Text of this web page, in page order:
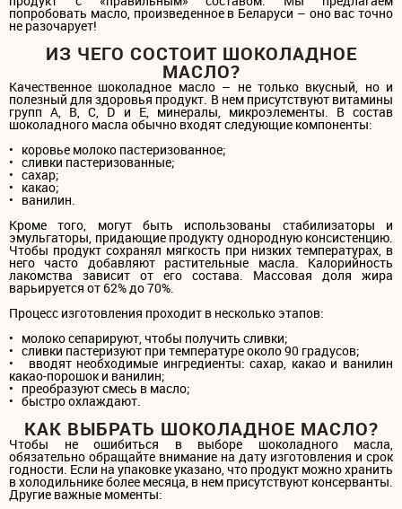
попробовать масло, произведенное в Беларуси – оно вас точно
не разочарует!
ИЗ ЧЕГО СОСТОИТ ШОКОЛАДНОЕ
МАСЛО?
Качественное шоколадное масло – не только вкусный, но и
полезный для здоровья продукт. В нем присутствуют витамины
групп А, В, С, D и Е, минералы, микроэлементы. В состав
шоколадного масла обычно входят следующие компоненты:
• коровье молоко пастеризованное;
• сливки пастеризованные;
• сахар;
• какао;
• ванилин.
Кроме того, могут быть использованы стабилизаторы и
эмульгаторы, придающие продукту однородную консистенцию.
Чтобы продукт сохранял мягкость при низких температурах, в
него часто добавляют растительные масла. Калорийность
лакомства зависит от его состава. Массовая доля жира
варьируется от 62% до 70%.
Процесс изготовления проходит в несколько этапов:
• молоко сепарируют, чтобы получить сливки;
• сливки пастеризуют при температуре около 90 градусов;
• вводят необходимые ингредиенты: сахар, какао и ванилин
какао-порошок и ванилин;
• преобразуют смесь в масло;
• быстро охлаждают.
КАК ВЫБРАТЬ ШОКОЛАДНОЕ МАСЛО?
Чтобы не ошибиться в выборе шоколадного масла,
обязательно обращайте внимание на дату изготовления и срок
годности. Если на упаковке указано, что продукт можно хранить
в холодильнике более месяца, в нем присутствуют консерванты.
Другие важные моменты: